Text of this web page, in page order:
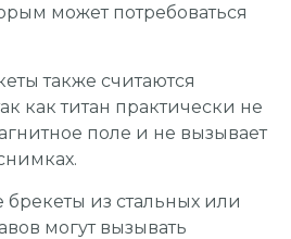
может потребоваться
также считаются
как титан практически не
поле и не вызывает
из стальных или
могут вызывать